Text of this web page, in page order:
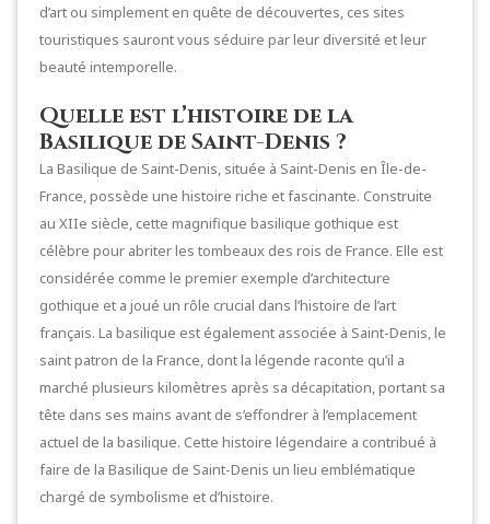
d’art ou simplement en quête de découvertes, ces sites
touristiques sauront vous séduire par leur diversité et leur
beauté intemporelle.
Quelle est l’histoire de la
Basilique de Saint-Denis ?
La Basilique de Saint-Denis, située à Saint-Denis en Île-de-
France, possède une histoire riche et fascinante. Construite
au XIIe siècle, cette magnifique basilique gothique est
célèbre pour abriter les tombeaux des rois de France. Elle est
considérée comme le premier exemple d’architecture
gothique et a joué un rôle crucial dans l’histoire de l’art
français. La basilique est également associée à Saint-Denis, le
saint patron de la France, dont la légende raconte qu’il a
marché plusieurs kilomètres après sa décapitation, portant sa
tête dans ses mains avant de s’effondrer à l’emplacement
actuel de la basilique. Cette histoire légendaire a contribué à
faire de la Basilique de Saint-Denis un lieu emblématique
chargé de symbolisme et d’histoire.